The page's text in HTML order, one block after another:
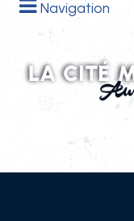
Navigation